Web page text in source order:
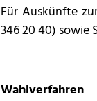
Für Auskünfte
346 20 40) sowie
Wahlverfahren